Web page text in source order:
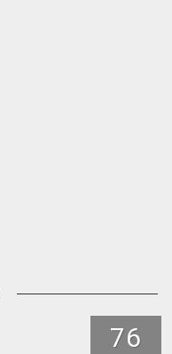
76